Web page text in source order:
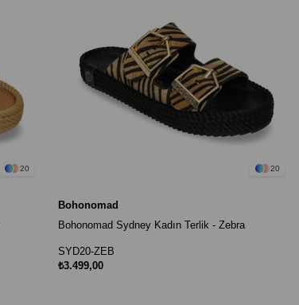
20 20
Bohonomad
Bohonomad Sydney Kadın Terlik - Zebra
SYD20-ZEB
₺3.499,00